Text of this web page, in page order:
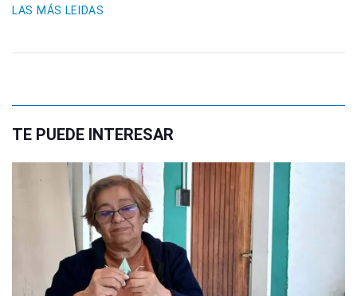
LAS MÁS LEIDAS
TE PUEDE INTERESAR